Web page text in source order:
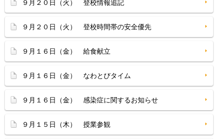
９月２０日（火） 登校情報追記
９月２０日（火） 登校時間帯の安全優先
９月１６日（金） 給食献立
９月１６日（金） なわとびタイム
９月１６日（金） 感染症に関するお知らせ
９月１５日（木） 授業参観